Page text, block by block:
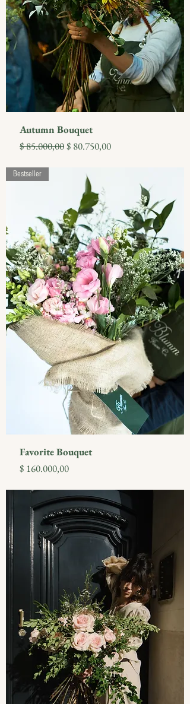
Autumn Bouquet
Precio
$ 85.000,00Precio de oferta
$ 80.750,00
Bestseller
Favorite Bouquet
Precio
$ 160.000,00